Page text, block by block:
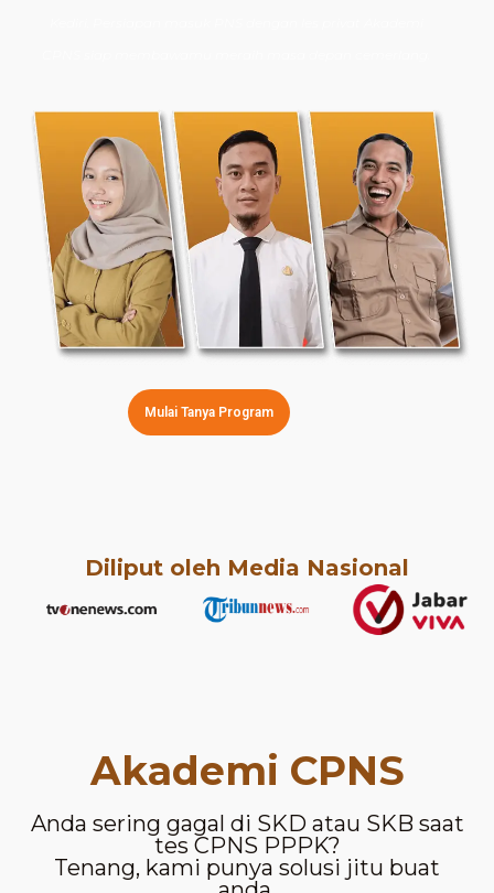
Mulai Tanya Program
Diliput oleh Media Nasional
Akademi CPNS
Anda sering gagal di SKD atau SKB saat
tes CPNS PPPK?
Tenang, kami punya solusi jitu buat